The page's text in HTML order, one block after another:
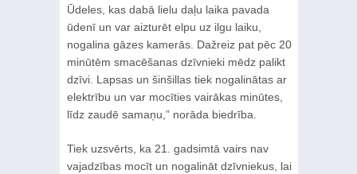
Ūdeles, kas dabā lielu daļu laika pavada
ūdenī un var aizturēt elpu uz ilgu laiku,
nogalina gāzes kamerās. Dažreiz pat pēc 20
minūtēm smacēšanas dzīvnieki mēdz palikt
dzīvi. Lapsas un šinšillas tiek nogalinātas ar
elektrību un var mocīties vairākas minūtes,
līdz zaudē samaņu,” norāda biedrība.
Tiek uzsvērts, ka 21. gadsimtā vairs nav
vajadzības mocīt un nogalināt dzīvniekus, lai